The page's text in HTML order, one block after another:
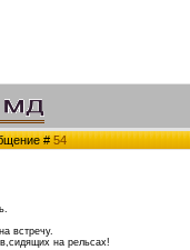
#54
встречу.
на рельсах!